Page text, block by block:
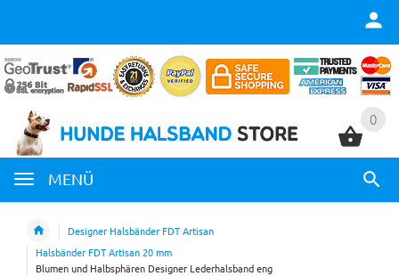
0
MENÜ
0
Designer Halsbänder FDT Artisan
Halsbänder FDT Artisan 20 mm
Blumen und Halbsphären Designer Lederhalsband eng